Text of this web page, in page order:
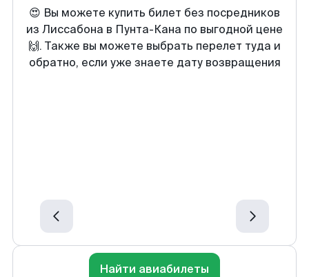
😍 Вы можете купить билет без посредников
из Лиссабона в Пунта-Кана по выгодной цене
🙌. Также вы можете выбрать перелет туда и
обратно, если уже знаете дату возвращения
Найти авиабилеты